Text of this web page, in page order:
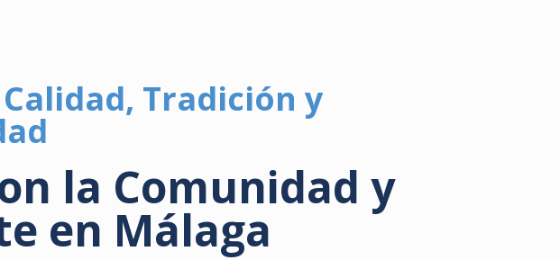
Tradición y
la Comunidad y
en Málaga